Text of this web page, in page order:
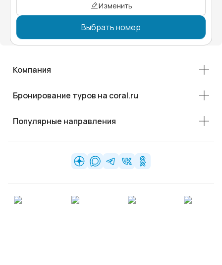
Изменить
Выбрать номер
Компания
Бронирование туров на coral.ru
Популярные направления